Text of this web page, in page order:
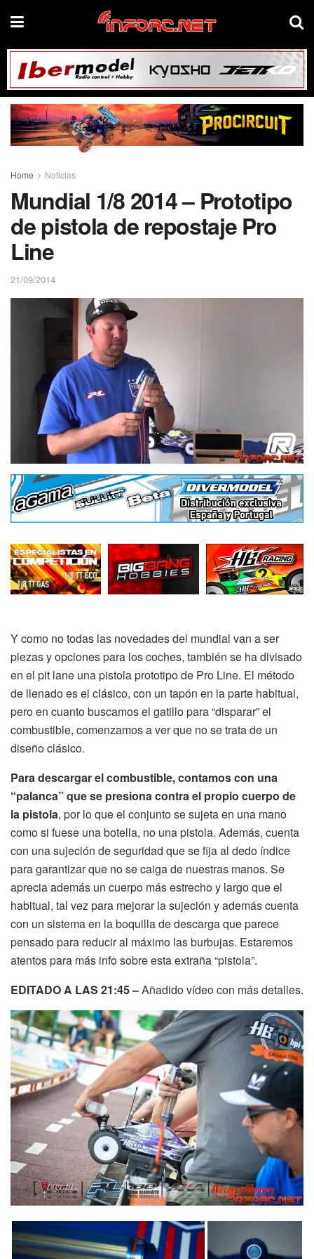
Home Noticias
Mundial 1/8 2014 – Prototipo
de pistola de repostaje Pro
Line
21/09/2014
Y como no todas las novedades del mundial van a ser
piezas y opciones para los coches, también se ha divisado
en el pit lane una pistola prototipo de Pro Line. El método
de llenado es el clásico, con un tapón en la parte habitual,
pero en cuanto buscamos el gatillo para “disparar” el
combustible, comenzamos a ver que no se trata de un
diseño clásico.
Para descargar el combustible, contamos con una
“palanca” que se presiona contra el propio cuerpo de
la pistola, por lo que el conjunto se sujeta en una mano
como si fuese una botella, no una pistola. Además, cuenta
con una sujeción de seguridad que se fija al dedo índice
para garantizar que no se caiga de nuestras manos. Se
aprecia además un cuerpo más estrecho y largo que el
habitual, tal vez para mejorar la sujeción y además cuenta
con un sistema en la boquilla de descarga que parece
pensado para reducir al máximo las burbujas. Estaremos
atentos para más info sobre esta extraña “pistola”.
EDITADO A LAS 21:45 –Añadido vídeo con más detalles.